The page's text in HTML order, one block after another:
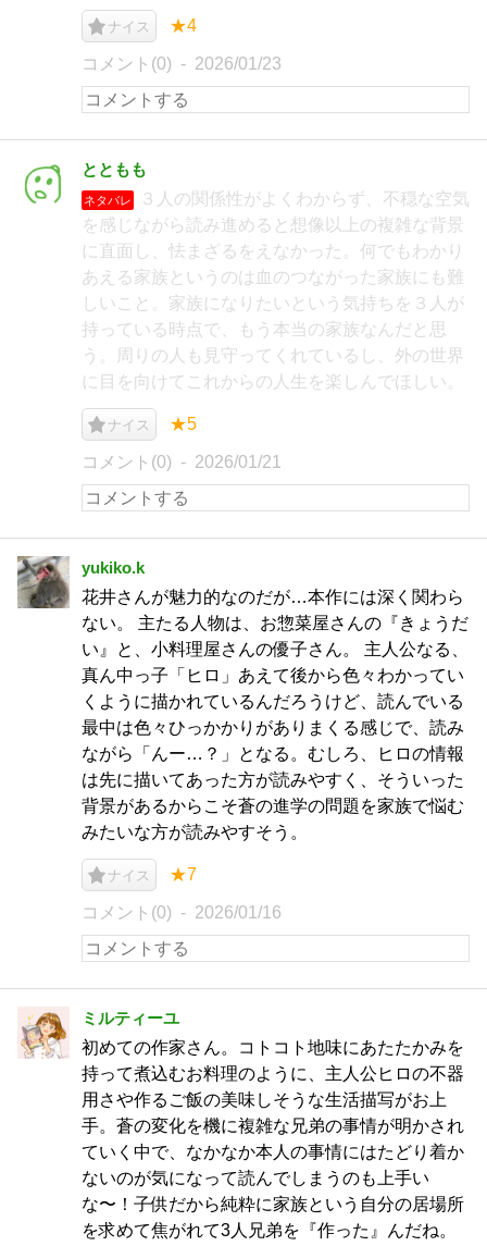
ナイス ★4
コメント(0) 2026/01/23
とともも
ネタバレ
３人の関係性がよくわからず、不穏な空気
を感じながら読み進めると想像以上の複雑な背景
に直面し、怯まざるをえなかった。何でもわかり
あえる家族というのは血のつながった家族にも難
しいこと。家族になりたいという気持ちを３人が
持っている時点で、もう本当の家族なんだと思
う。周りの人も見守ってくれているし、外の世界
に目を向けてこれからの人生を楽しんでほしい。
ナイス ★5
コメント(0) 2026/01/21
yukiko.k
花井さんが魅力的なのだが…本作には深く関わら
ない。 主たる人物は、お惣菜屋さんの『きょうだ
い』と、小料理屋さんの優子さん。 主人公なる、
真ん中っ子「ヒロ」あえて後から色々わかってい
くように描かれているんだろうけど、読んでいる
最中は色々ひっかかりがありまくる感じで、読み
ながら「んー…？」となる。むしろ、ヒロの情報
は先に描いてあった方が読みやすく、そういった
背景があるからこそ蒼の進学の問題を家族で悩む
みたいな方が読みやすそう。
ナイス ★7
コメント(0) 2026/01/16
ミルティーユ
初めての作家さん。コトコト地味にあたたかみを
持って煮込むお料理のように、主人公ヒロの不器
用さや作るご飯の美味しそうな生活描写がお上
手。蒼の変化を機に複雑な兄弟の事情が明かされ
ていく中で、なかなか本人の事情にはたどり着か
ないのが気になって読んでしまうのも上手い
な〜！子供だから純粋に家族という自分の居場所
を求めて焦がれて3人兄弟を『作った』んだね。